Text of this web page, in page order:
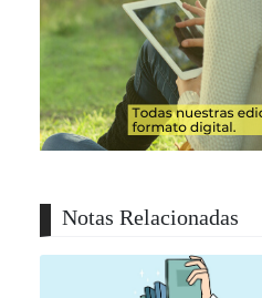
Notas Relacionadas